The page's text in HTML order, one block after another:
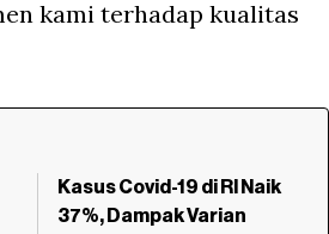
kami terhadap kualitas
Kasus Covid-19 di RI Naik
37%, Dampak Varian